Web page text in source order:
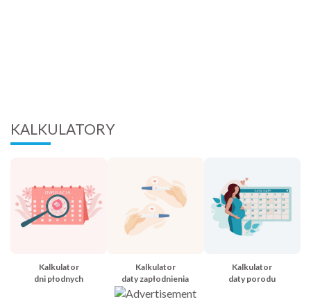
KALKULATORY
Kalkulator
dni płodnych
Kalkulator
daty zapłodnienia
Kalkulator
daty porodu